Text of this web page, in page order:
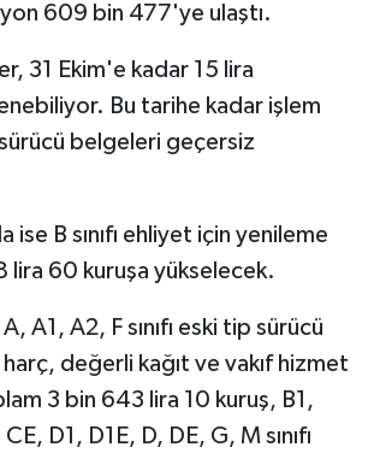
609 bin 477'ye ulaştı.
31 Ekim'e kadar 15 lira
Bu tarihe kadar işlem
belgeleri geçersiz
ise B sınıfı ehliyet için yenileme
lira 60 kuruşa yükselecek.
A1, A2, F sınıfı eski tip sürücü
değerli kağıt ve vakıf hizmet
3 bin 643 lira 10 kuruş, B1,
D1, D1E, D, DE, G, M sınıfı